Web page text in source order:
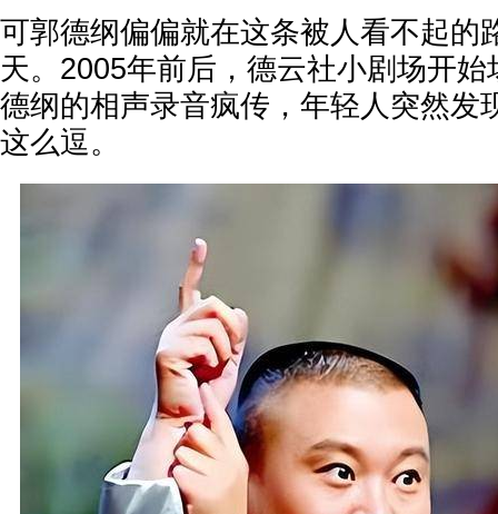
可郭德纲偏偏就在这条被人看不起的
天。2005年前后，德云社小剧场开
德纲的相声录音疯传，年轻人突然
这么逗。